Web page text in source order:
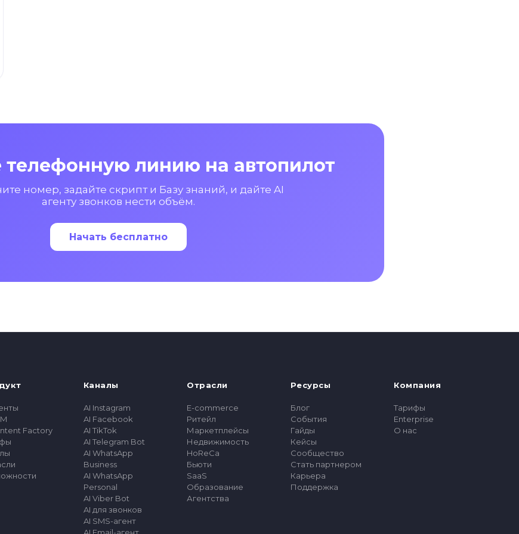
телефонную линию на автопилот
номер, задайте скрипт и Базу знаний, и дайте AI
агенту звонков нести объём.
Начать бесплатно
Factory
Каналы
AI Instagram
AI Facebook
AI TikTok
AI Telegram Bot
AI WhatsApp
Business
AI WhatsApp
Personal
AI Viber Bot
AI для звонков
AI SMS-агент
Отрасли
E-commerce
Ритейл
Маркетплейсы
Недвижимость
HoReCa
Бьюти
SaaS
Образование
Агентства
Ресурсы
Блог
События
Гайды
Кейсы
Сообщество
Стать партнером
Карьера
Поддержка
Компания
Тарифы
Enterprise
О нас